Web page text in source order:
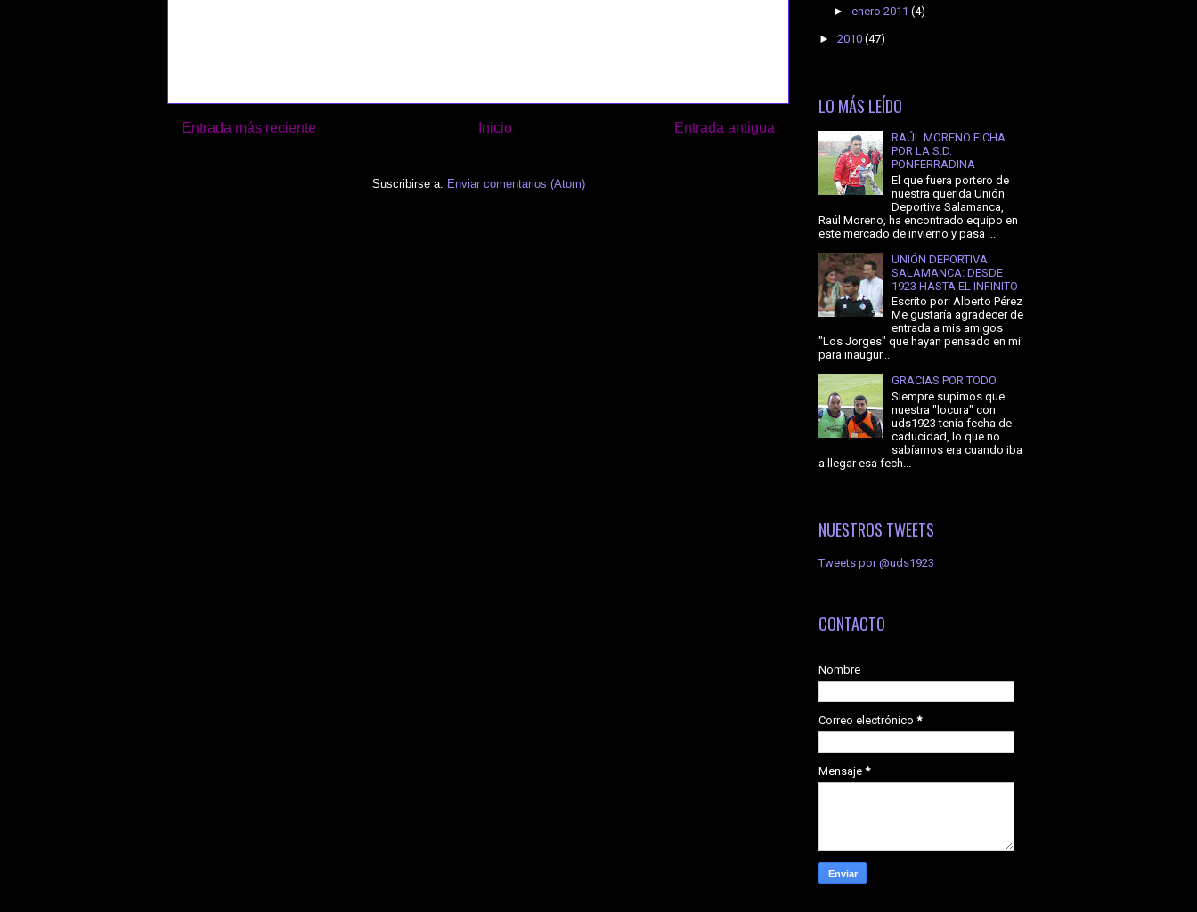
Entrada más reciente Entrada antigua
Inicio
Suscribirse a: Enviar comentarios (Atom)
► enero 2011 (4)
► 2010 (47)
LO MÁS LEÍDO
RAÚL MORENO FICHA
POR LA S.D.
PONFERRADINA
El que fuera portero de
nuestra querida Unión
Deportiva Salamanca,
Raúl Moreno, ha encontrado equipo en
este mercado de invierno y pasa ...
UNIÓN DEPORTIVA
SALAMANCA: DESDE
1923 HASTA EL INFINITO
Escrito por: Alberto Pérez
Me gustaría agradecer de
entrada a mis amigos
"Los Jorges" que hayan pensado en mi
para inaugur...
GRACIAS POR TODO
Siempre supimos que
nuestra "locura" con
uds1923 tenía fecha de
caducidad, lo que no
sabíamos era cuando iba
a llegar esa fech...
NUESTROS TWEETS
Tweets por @uds1923
CONTACTO
Nombre
Correo electrónico *
Mensaje *